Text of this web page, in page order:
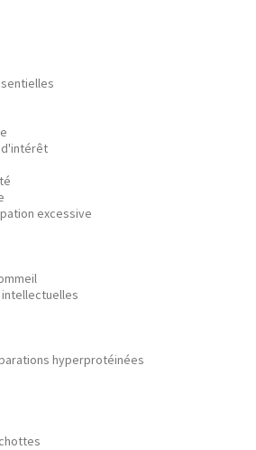
d'intérêt
excessive
hyperprotéinées